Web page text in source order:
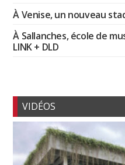
À Venise, un nouveau
À Sallanches, école de
LINK + DLD
VIDÉOS